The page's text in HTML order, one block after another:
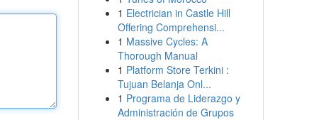
1 Electrician in Castle Hill
Offering Comprehensi...
1 Massive Cycles: A
Thorough Manual
1 Platform Store Terkini :
Tujuan Belanja Onl...
1 Programa de Liderazgo y
Administración de Grupos